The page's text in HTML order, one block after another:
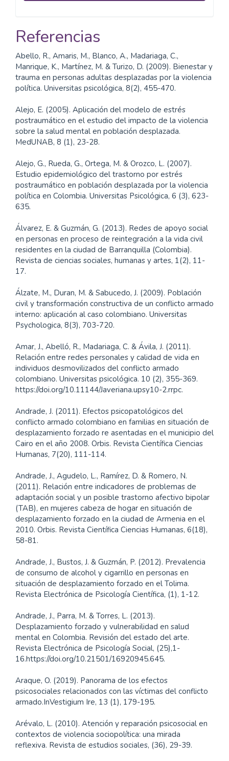
Referencias
Abello, R., Amaris, M., Blanco, A., Madariaga, C.,
Manrique, K., Martínez, M. & Turizo, D. (2009). Bienestar y
trauma en personas adultas desplazadas por la violencia
política. Universitas psicológica, 8(2), 455-470.
Alejo, E. (2005). Aplicación del modelo de estrés
postraumático en el estudio del impacto de la violencia
sobre la salud mental en población desplazada.
MedUNAB, 8 (1), 23-28.
Alejo, G., Rueda, G., Ortega, M. & Orozco, L. (2007).
Estudio epidemiológico del trastorno por estrés
postraumático en población desplazada por la violencia
política en Colombia. Universitas Psicológica, 6 (3), 623-
635.
Álvarez, E. & Guzmán, G. (2013). Redes de apoyo social
en personas en proceso de reintegración a la vida civil
residentes en la ciudad de Barranquilla (Colombia).
Revista de ciencias sociales, humanas y artes, 1(2), 11-
17.
Álzate, M., Duran, M. & Sabucedo, J. (2009). Población
civil y transformación constructiva de un conflicto armado
interno: aplicación al caso colombiano. Universitas
Psychologica, 8(3), 703-720.
Amar, J., Abelló, R., Madariaga, C. & Ávila, J. (2011).
Relación entre redes personales y calidad de vida en
individuos desmovilizados del conflicto armado
colombiano. Universitas psicológica. 10 (2), 355-369.
https://doi.org/10.11144/Javeriana.upsy10-2.rrpc.
Andrade, J. (2011). Efectos psicopatológicos del
conflicto armado colombiano en familias en situación de
desplazamiento forzado re asentadas en el municipio del
Cairo en el año 2008. Orbis. Revista Científica Ciencias
Humanas, 7(20), 111-114.
Andrade, J., Agudelo, L., Ramírez, D. & Romero, N.
(2011). Relación entre indicadores de problemas de
adaptación social y un posible trastorno afectivo bipolar
(TAB), en mujeres cabeza de hogar en situación de
desplazamiento forzado en la ciudad de Armenia en el
2010. Orbis. Revista Científica Ciencias Humanas, 6(18),
58-81.
Andrade, J., Bustos, J. & Guzmán, P. (2012). Prevalencia
de consumo de alcohol y cigarrillo en personas en
situación de desplazamiento forzado en el Tolima.
Revista Electrónica de Psicología Científica, (1), 1-12.
Andrade, J., Parra, M. & Torres, L. (2013).
Desplazamiento forzado y vulnerabilidad en salud
mental en Colombia. Revisión del estado del arte.
Revista Electrónica de Psicología Social, (25),1-
16.https://doi.org/10.21501/16920945.645.
Araque, O. (2019). Panorama de los efectos
psicosociales relacionados con las víctimas del conflicto
armado.InVestigium Ire, 13 (1), 179-195.
Arévalo, L. (2010). Atención y reparación psicosocial en
contextos de violencia sociopolítica: una mirada
reflexiva. Revista de estudios sociales, (36), 29-39.